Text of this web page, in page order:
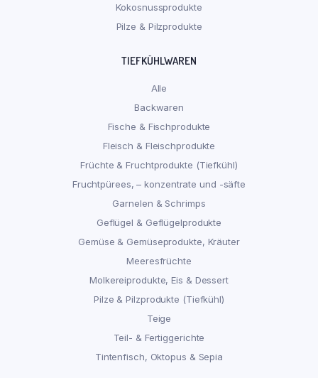
Kokosnussprodukte
Pilze & Pilzprodukte
TIEFKÜHLWAREN
Alle
Backwaren
Fische & Fischprodukte
Fleisch & Fleischprodukte
Früchte & Fruchtprodukte (Tiefkühl)
Fruchtpürees, – konzentrate und -säfte
Garnelen & Schrimps
Geflügel & Geflügelprodukte
Gemüse & Gemüseprodukte, Kräuter
Meeresfrüchte
Molkereiprodukte, Eis & Dessert
Pilze & Pilzprodukte (Tiefkühl)
Teige
Teil- & Fertiggerichte
Tintenfisch, Oktopus & Sepia